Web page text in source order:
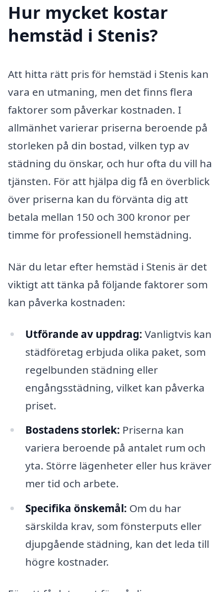
Hur mycket kostar
hemstäd i Stenis?
Att hitta rätt pris för hemstäd i Stenis kan
vara en utmaning, men det finns flera
faktorer som påverkar kostnaden. I
allmänhet varierar priserna beroende på
storleken på din bostad, vilken typ av
städning du önskar, och hur ofta du vill ha
tjänsten. För att hjälpa dig få en överblick
över priserna kan du förvänta dig att
betala mellan 150 och 300 kronor per
timme för professionell hemstädning.
När du letar efter hemstäd i Stenis är det
viktigt att tänka på följande faktorer som
kan påverka kostnaden:
Utförande av uppdrag: Vanligtvis kan
städföretag erbjuda olika paket, som
regelbunden städning eller
engångsstädning, vilket kan påverka
priset.
Bostadens storlek: Priserna kan
variera beroende på antalet rum och
yta. Större lägenheter eller hus kräver
mer tid och arbete.
Specifika önskemål: Om du har
särskilda krav, som fönsterputs eller
djupgående städning, kan det leda till
högre kostnader.